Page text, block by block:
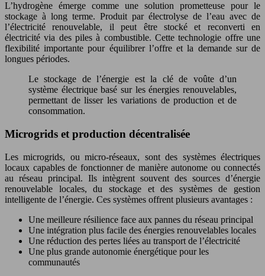
L’hydrogène émerge comme une solution prometteuse pour le
stockage à long terme. Produit par électrolyse de l’eau avec de
l’électricité renouvelable, il peut être stocké et reconverti en
électricité via des piles à combustible. Cette technologie offre une
flexibilité importante pour équilibrer l’offre et la demande sur de
longues périodes.
Le stockage de l’énergie est la clé de voûte d’un
système électrique basé sur les énergies renouvelables,
permettant de lisser les variations de production et de
consommation.
Microgrids et production décentralisée
Les microgrids, ou micro-réseaux, sont des systèmes électriques
locaux capables de fonctionner de manière autonome ou connectés
au réseau principal. Ils intègrent souvent des sources d’énergie
renouvelable locales, du stockage et des systèmes de gestion
intelligente de l’énergie. Ces systèmes offrent plusieurs avantages :
Une meilleure résilience face aux pannes du réseau principal
Une intégration plus facile des énergies renouvelables locales
Une réduction des pertes liées au transport de l’électricité
Une plus grande autonomie énergétique pour les
communautés